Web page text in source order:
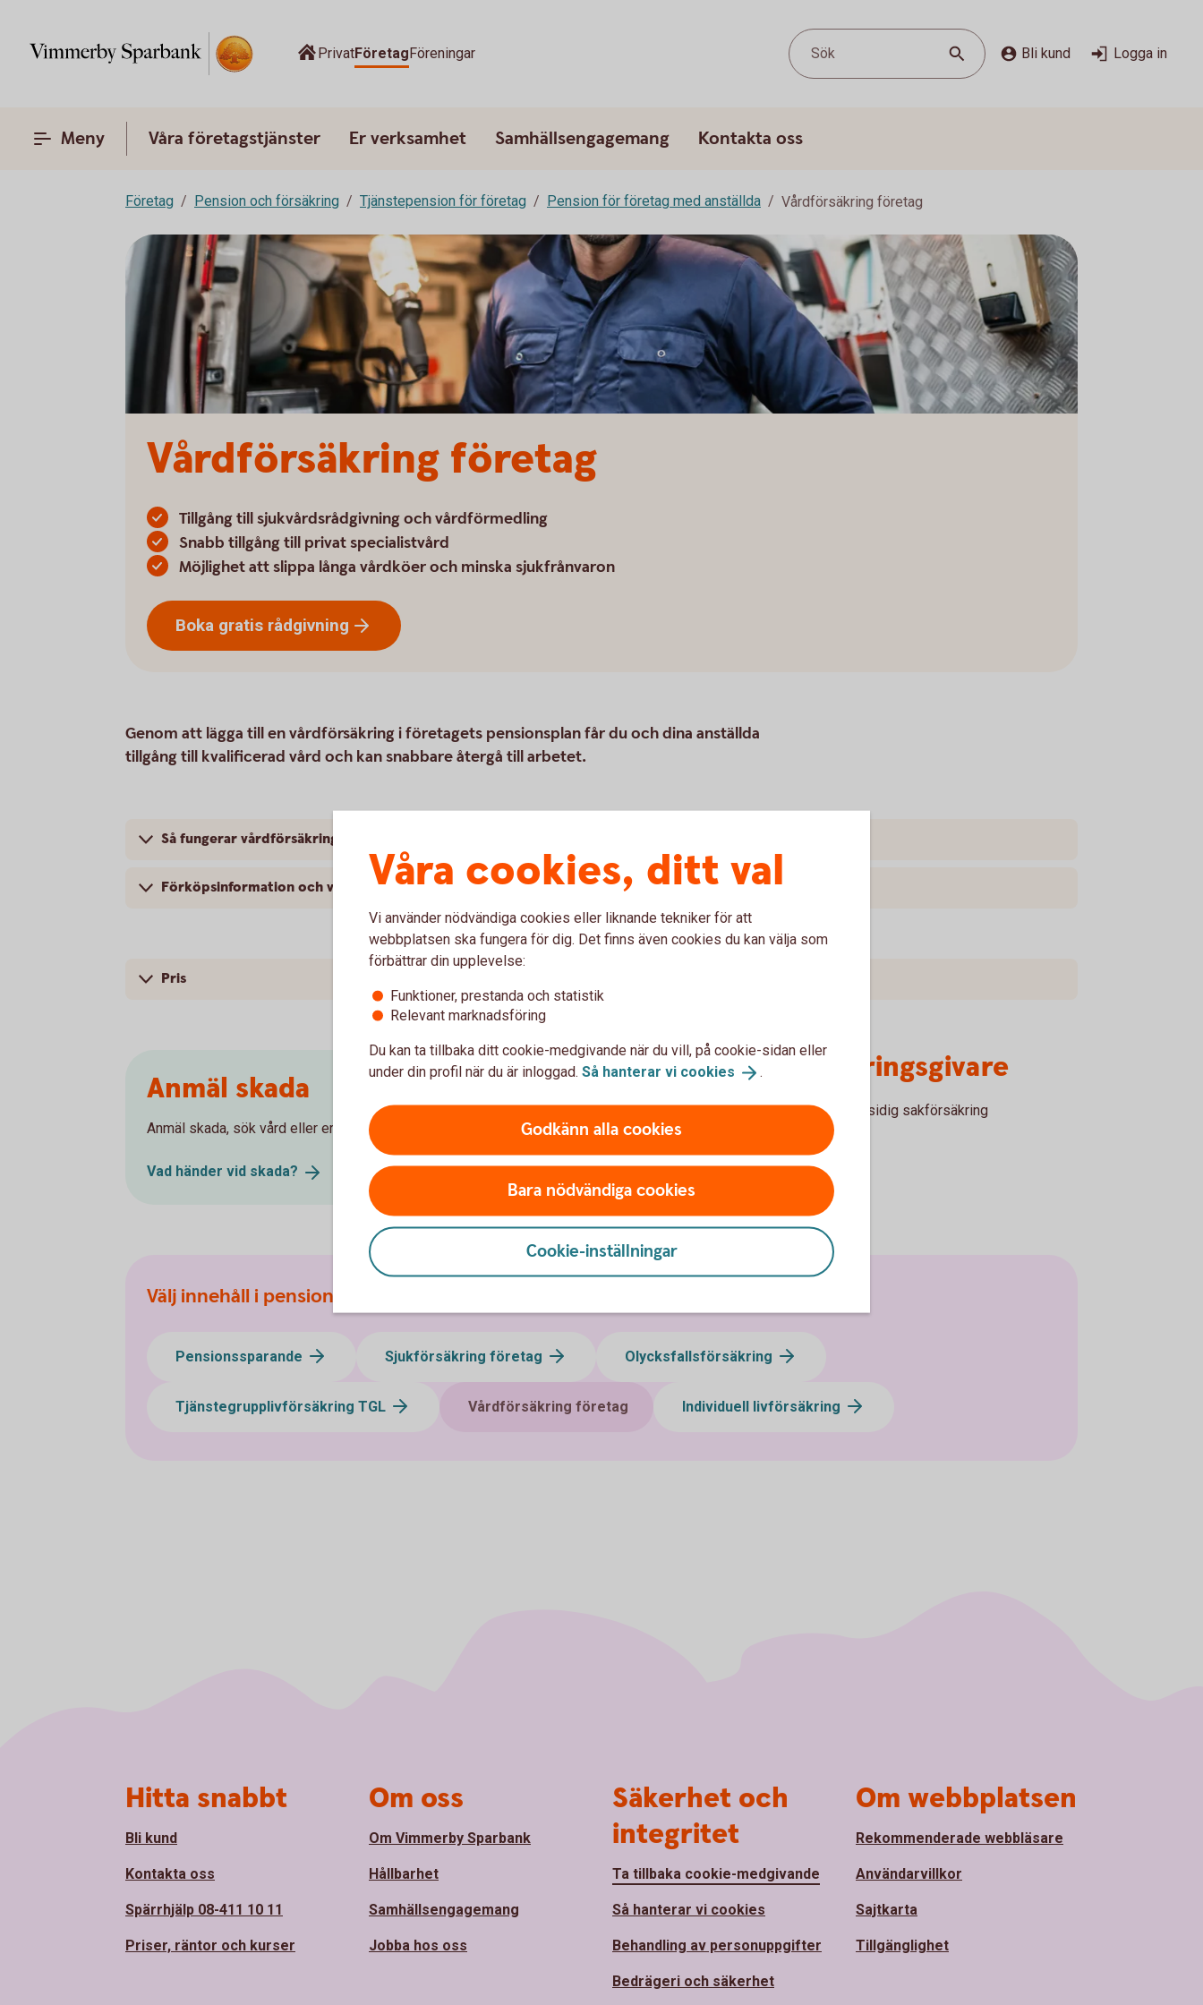
PrivatFöretagFöreningar Sök Bli kund Logga in
Meny Våra företagstjänster Er verksamhet Samhällsengagemang Kontakta oss
Företag Pension och försäkring Tjänstepension för företag Pension för företag med anställda Vårdförsäkring företag
Vårdförsäkring företag
Tillgång till sjukvårdsrådgivning och vårdförmedling
Snabb tillgång till privat specialistvård
Möjlighet att slippa långa vårdköer och minska sjukfrånvaron
Boka gratis rådgivning
Genom att lägga till en vårdförsäkring i företagets pensionsplan får du och dina anställda
tillgång till kvalificerad vård och kan snabbare återgå till arbetet.
Så fungerar vårdförsäkringen
Förköpsinformation och villkor
Pris
Anmäl skada
Anmäl skada, sök vård eller ersättning. Här hittar du kontaktuppgifter och blanketter.
Vad händer vid skada?
Försäkringsgivare
Folksam ömsesidig sakförsäkring
Välj innehåll i pensionsplanen
Pensionssparande Sjukförsäkring företag Olycksfallsförsäkring
Tjänstegrupplivförsäkring TGL Vårdförsäkring företag Individuell livförsäkring
Våra cookies, ditt val
Vi använder nödvändiga cookies eller liknande tekniker för att
webbplatsen ska fungera för dig. Det finns även cookies du kan välja som
förbättrar din upplevelse:
Funktioner, prestanda och statistik
Relevant marknadsföring
Du kan ta tillbaka ditt cookie-medgivande när du vill, på cookie-sidan eller
under din profil när du är inloggad. Så hanterar vi cookies .
Godkänn alla cookies
Bara nödvändiga cookies
Cookie-inställningar
Hitta snabbt
Bli kund
Kontakta oss
Spärrhjälp 08-411 10 11
Priser, räntor och kurser
Om oss
Om Vimmerby Sparbank
Hållbarhet
Samhällsengagemang
Jobba hos oss
Säkerhet och
integritet
Ta tillbaka cookie-medgivande
Så hanterar vi cookies
Behandling av personuppgifter
Bedrägeri och säkerhet
Om webbplatsen
Rekommenderade webbläsare
Användarvillkor
Sajtkarta
Tillgänglighet